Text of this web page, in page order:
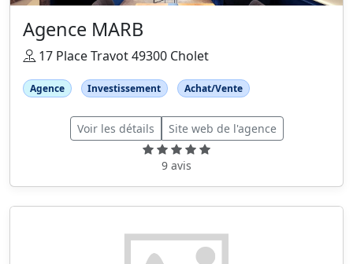
Agence MARB
17 Place Travot 49300 Cholet
Agence Investissement Achat/Vente
Voir les détails Site web de l'agence
9 avis